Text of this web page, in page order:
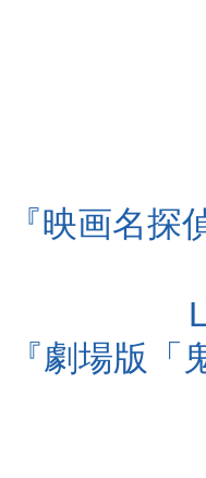
『映画名
『劇場版